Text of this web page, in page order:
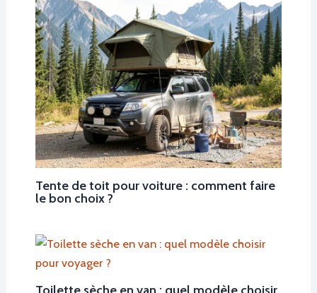
Tente de toit pour voiture : comment faire
le bon choix ?